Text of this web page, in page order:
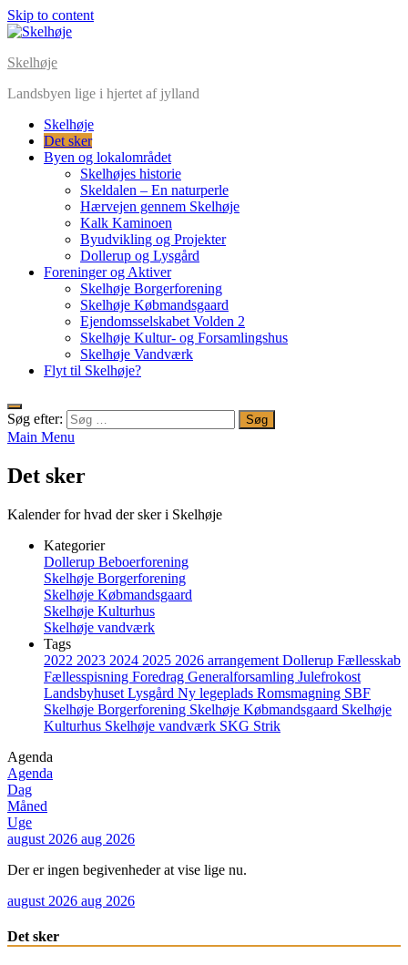
Skip to content
Skelhøje
Landsbyen lige i hjertet af jylland
Skelhøje
Det sker
Byen og lokalområdet
Skelhøjes historie
Skeldalen – En naturperle
Hærvejen gennem Skelhøje
Kalk Kaminoen
Byudvikling og Projekter
Dollerup og Lysgård
Foreninger og Aktiver
Skelhøje Borgerforening
Skelhøje Købmandsgaard
Ejendomsselskabet Volden 2
Skelhøje Kultur- og Forsamlingshus
Skelhøje Vandværk
Flyt til Skelhøje?
Søg efter:
Main Menu
Det sker
Kalender for hvad der sker i Skelhøje
Kategorier
Dollerup Beboerforening
Skelhøje Borgerforening
Skelhøje Købmandsgaard
Skelhøje Kulturhus
Skelhøje vandværk
Tags
2022 2023 2024 2025 2026 arrangement Dollerup Fællesskab
Fællesspisning Foredrag Generalforsamling Julefrokost
Landsbyhuset Lysgård Ny legeplads Romsmagning SBF
Skelhøje Borgerforening Skelhøje Købmandsgaard Skelhøje
Kulturhus Skelhøje vandværk SKG Strik
Agenda
Agenda
Dag
Måned
Uge
august 2026 aug 2026
Der er ingen begivenheder at vise lige nu.
august 2026 aug 2026
Det sker